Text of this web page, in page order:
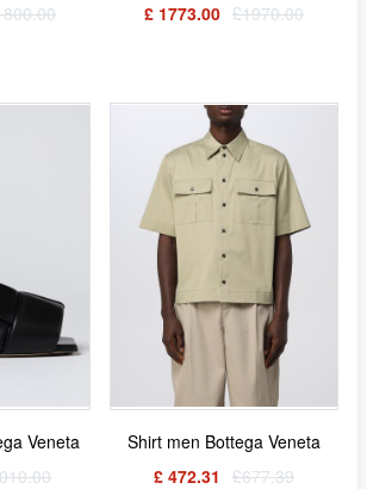
£ 1773.00 £1970.00
Veneta
Shirt men Bottega Veneta
£ 472.31 £677.39